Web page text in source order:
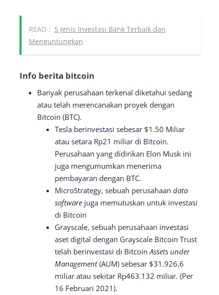
READ : 5 Jenis Investasi Bank Terbaik dan
Menguntungkan
Info berita bitcoin
Banyak perusahaan terkenal diketahui sedang
atau telah merencanakan proyek dengan
Bitcoin (BTC).
Tesla berinvestasi sebesar $1.50 Miliar
atau setara Rp21 miliar di Bitcoin.
Perusahaan yang didirikan Elon Musk ini
juga mengumumkan menerima
pembayaran dengan BTC.
MicroStrategy, sebuah perusahaan data
software juga memutuskan untuk investasi
di Bitcoin
Grayscale, sebuah perusahaan investasi
aset digital dengan Grayscale Bitcoin Trust
telah berinvestasi di BitcoinAssets under
Management(AUM) sebesar $31.926,6
miliar atau sekitar Rp463.132 miliar. (Per
16 Februari 2021).